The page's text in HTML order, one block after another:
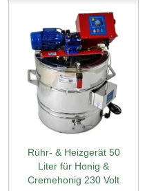
Rühr- & Heizgerät 50
Liter für Honig &
Cremehonig 230 Volt